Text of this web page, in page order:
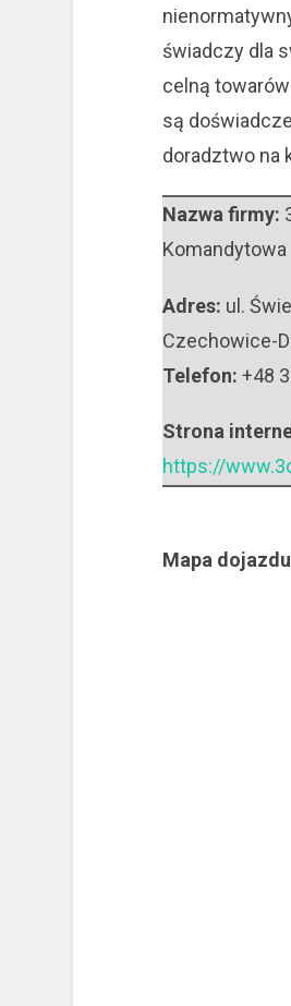
świadczy dla
celną
są
doradztwo na
Nazwa firmy:
Komandytowa
Adres: ul.
Czechowice-
Telefon: +48
Strona
https://
Mapa